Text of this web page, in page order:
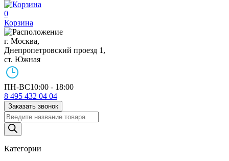
0
Корзина
г. Москва,
Днепропетровский проезд 1,
ст. Южная
ПН-ВС10:00 - 18:00
8 495 432 04 04
Заказать звонок
Поиск
товаров
Категории